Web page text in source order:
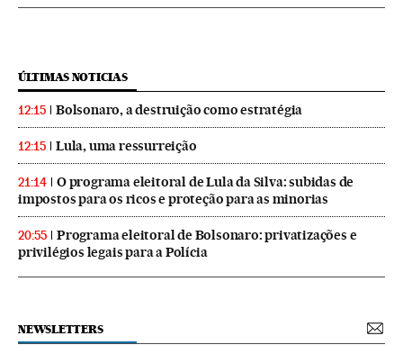
ÚLTIMAS NOTICIAS
12:15 Bolsonaro, a destruição como estratégia
12:15 Lula, uma ressurreição
21:14
O programa eleitoral de Lula da Silva: subidas de
impostos para os ricos e proteção para as minorias
20:55
Programa eleitoral de Bolsonaro: privatizações e
privilégios legais para a Polícia
NEWSLETTERS